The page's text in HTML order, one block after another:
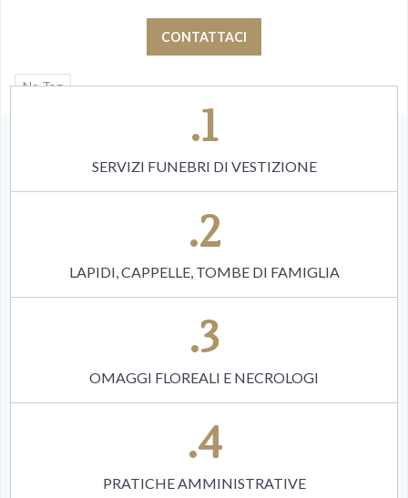
CONTATTACI
No Tag
.1
SERVIZI FUNEBRI DI VESTIZIONE
.2
LAPIDI, CAPPELLE, TOMBE DI FAMIGLIA
.3
OMAGGI FLOREALI E NECROLOGI
.4
PRATICHE AMMINISTRATIVE